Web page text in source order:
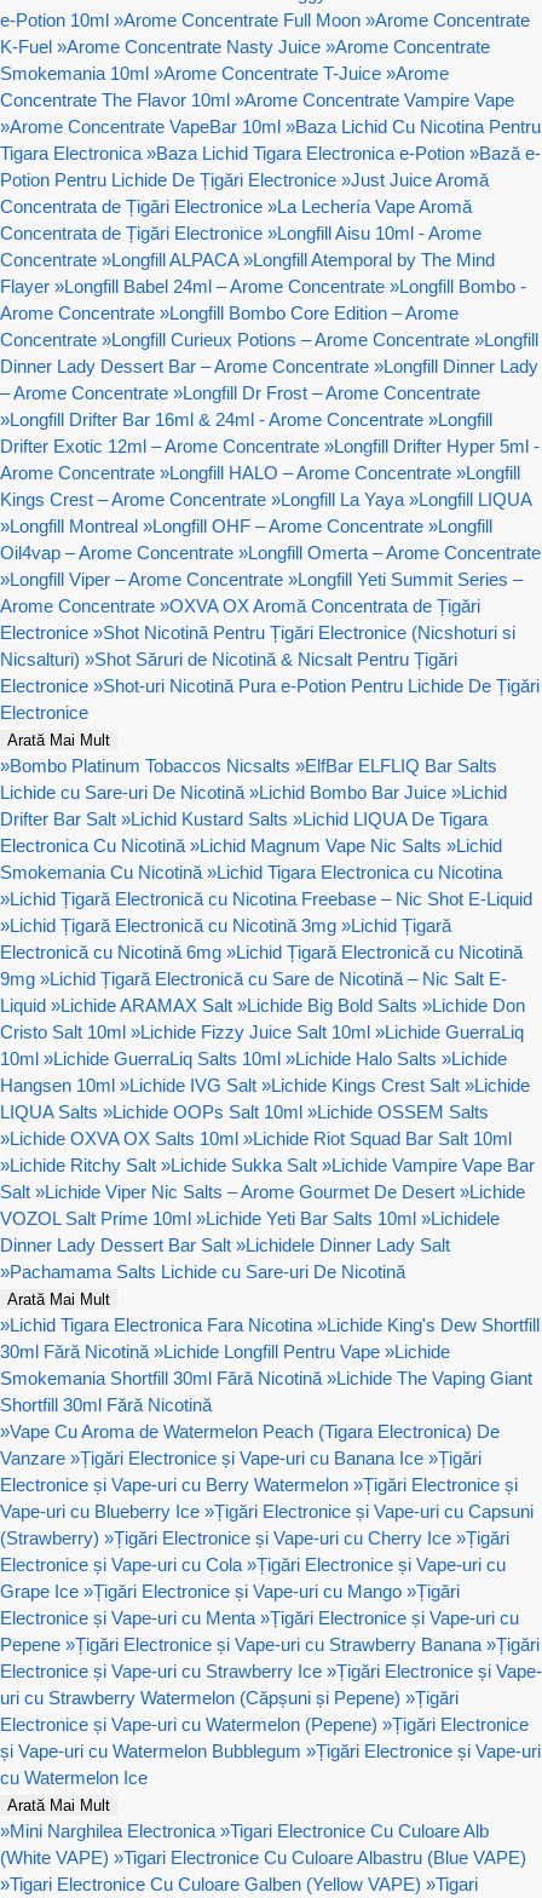
e-Potion 10ml »Arome Concentrate Full Moon »Arome Concentrate
K-Fuel »Arome Concentrate Nasty Juice »Arome Concentrate
Smokemania 10ml »Arome Concentrate T-Juice »Arome
Concentrate The Flavor 10ml »Arome Concentrate Vampire Vape
»Arome Concentrate VapeBar 10ml »Baza Lichid Cu Nicotina Pentru
Tigara Electronica »Baza Lichid Tigara Electronica e-Potion »Bază e-
Potion Pentru Lichide De Țigări Electronice »Just Juice Aromă
Concentrata de Țigări Electronice »La Lechería Vape Aromă
Concentrata de Țigări Electronice »Longfill Aisu 10ml - Arome
Concentrate »Longfill ALPACA »Longfill Atemporal by The Mind
Flayer »Longfill Babel 24ml – Arome Concentrate »Longfill Bombo -
Arome Concentrate »Longfill Bombo Core Edition – Arome
Concentrate »Longfill Curieux Potions – Arome Concentrate »Longfill
Dinner Lady Dessert Bar – Arome Concentrate »Longfill Dinner Lady
– Arome Concentrate »Longfill Dr Frost – Arome Concentrate
»Longfill Drifter Bar 16ml & 24ml - Arome Concentrate »Longfill
Drifter Exotic 12ml – Arome Concentrate »Longfill Drifter Hyper 5ml -
Arome Concentrate »Longfill HALO – Arome Concentrate »Longfill
Kings Crest – Arome Concentrate »Longfill La Yaya »Longfill LIQUA
»Longfill Montreal »Longfill OHF – Arome Concentrate »Longfill
Oil4vap – Arome Concentrate »Longfill Omerta – Arome Concentrate
»Longfill Viper – Arome Concentrate »Longfill Yeti Summit Series –
Arome Concentrate »OXVA OX Aromă Concentrata de Țigări
Electronice »Shot Nicotină Pentru Țigări Electronice (Nicshoturi si
Nicsalturi) »Shot Săruri de Nicotină & Nicsalt Pentru Țigări
Electronice »Shot-uri Nicotină Pura e-Potion Pentru Lichide De Țigări
Electronice
Arată Mai Mult
»Bombo Platinum Tobaccos Nicsalts »ElfBar ELFLIQ Bar Salts
Lichide cu Sare-uri De Nicotină »Lichid Bombo Bar Juice »Lichid
Drifter Bar Salt »Lichid Kustard Salts »Lichid LIQUA De Tigara
Electronica Cu Nicotină »Lichid Magnum Vape Nic Salts »Lichid
Smokemania Cu Nicotină »Lichid Tigara Electronica cu Nicotina
»Lichid Țigară Electronică cu Nicotina Freebase – Nic Shot E-Liquid
»Lichid Țigară Electronică cu Nicotină 3mg »Lichid Țigară
Electronică cu Nicotină 6mg »Lichid Țigară Electronică cu Nicotină
9mg »Lichid Țigară Electronică cu Sare de Nicotină – Nic Salt E-
Liquid »Lichide ARAMAX Salt »Lichide Big Bold Salts »Lichide Don
Cristo Salt 10ml »Lichide Fizzy Juice Salt 10ml »Lichide GuerraLiq
10ml »Lichide GuerraLiq Salts 10ml »Lichide Halo Salts »Lichide
Hangsen 10ml »Lichide IVG Salt »Lichide Kings Crest Salt »Lichide
LIQUA Salts »Lichide OOPs Salt 10ml »Lichide OSSEM Salts
»Lichide OXVA OX Salts 10ml »Lichide Riot Squad Bar Salt 10ml
»Lichide Ritchy Salt »Lichide Sukka Salt »Lichide Vampire Vape Bar
Salt »Lichide Viper Nic Salts – Arome Gourmet De Desert »Lichide
VOZOL Salt Prime 10ml »Lichide Yeti Bar Salts 10ml »Lichidele
Dinner Lady Dessert Bar Salt »Lichidele Dinner Lady Salt
»Pachamama Salts Lichide cu Sare-uri De Nicotină
Arată Mai Mult
»Lichid Tigara Electronica Fara Nicotina »Lichide King's Dew Shortfill
30ml Fără Nicotină »Lichide Longfill Pentru Vape »Lichide
Smokemania Shortfill 30ml Fără Nicotină »Lichide The Vaping Giant
Shortfill 30ml Fără Nicotină
»Vape Cu Aroma de Watermelon Peach (Tigara Electronica) De
Vanzare »Țigări Electronice și Vape-uri cu Banana Ice »Țigări
Electronice și Vape-uri cu Berry Watermelon »Țigări Electronice și
Vape-uri cu Blueberry Ice »Țigări Electronice și Vape-uri cu Capsuni
(Strawberry) »Țigări Electronice și Vape-uri cu Cherry Ice »Țigări
Electronice și Vape-uri cu Cola »Țigări Electronice și Vape-uri cu
Grape Ice »Țigări Electronice și Vape-uri cu Mango »Țigări
Electronice și Vape-uri cu Menta »Țigări Electronice și Vape-uri cu
Pepene »Țigări Electronice și Vape-uri cu Strawberry Banana »Țigări
Electronice și Vape-uri cu Strawberry Ice »Țigări Electronice și Vape-
uri cu Strawberry Watermelon (Căpșuni și Pepene) »Țigări
Electronice și Vape-uri cu Watermelon (Pepene) »Țigări Electronice
și Vape-uri cu Watermelon Bubblegum »Țigări Electronice și Vape-uri
cu Watermelon Ice
Arată Mai Mult
»Mini Narghilea Electronica »Tigari Electronice Cu Culoare Alb
(White VAPE) »Tigari Electronice Cu Culoare Albastru (Blue VAPE)
»Tigari Electronice Cu Culoare Galben (Yellow VAPE) »Tigari